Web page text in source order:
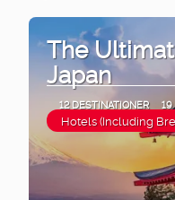
The
Japan
12 DESTINATIONER 19
Hotels (Including